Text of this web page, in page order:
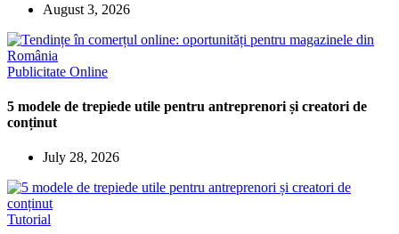
August 3, 2026
Publicitate Online
5 modele de trepiede utile pentru antreprenori și creatori de
conținut
July 28, 2026
Tutorial